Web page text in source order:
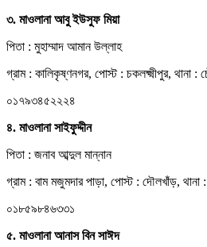
৩. মাওলানা আবু ইউসুফ মিয়া
পিতা : মুহাম্মাদ আমান উল্লাহ
গ্রাম : কালিকৃষ্ণনগর, পোস্ট : চকলক্ষ্মীপুর, থানা :
০১৭৯৩৪৫২২২৪
৪. মাওলানা সাইফুদ্দীন
পিতা : জনাব আব্দুল মান্নান
গ্রাম : বাম মজুমদার পাড়া, পোস্ট : দৌলখাঁড়, থানা
০১৮৫৯৮৪৬৩৩১
৫. মাওলানা আনাস বিন সাঈদ